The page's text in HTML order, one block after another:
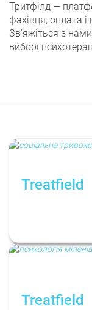
Тритфілд —
фахівця, оплата і
Зв'яжіться з
виборі
Treatfield
Treatfield